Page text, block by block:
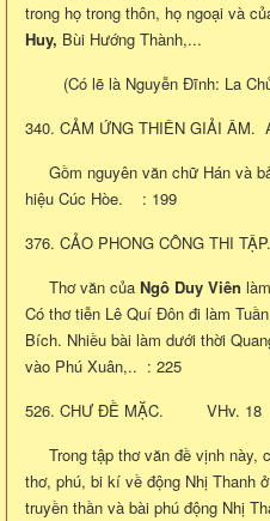
trong họ trong thôn, họ ngoại và
Huy, Bùi Hướng Thành,...
(Có lẽ là Nguyễn Đĩnh: La
340. CẢM ỨNG THIÊN GIẢI ÂM.
Gồm nguyên văn chữ Hán và
hiệu Cúc Hòe. : 199
376. CẢO PHONG CÔNG THI
Thơ văn của Ngô Duy Viên
Có thơ tiễn Lê Quí Đôn đi làm
Bích. Nhiều bài làm dưới thời
vào Phú Xuân,.. : 225
526. CHƯ ĐỀ MẶC. VHv. 18
Trong tập thơ văn đề vịnh này,
thơ, phú, bi kí về động Nhị Thanh
truyền thần và bài phú động Nhị